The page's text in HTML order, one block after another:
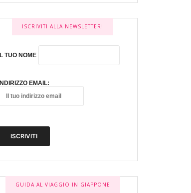
ISCRIVITI ALLA NEWSLETTER!
IL TUO NOME
INDIRIZZO EMAIL:
GUIDA AL VIAGGIO IN GIAPPONE